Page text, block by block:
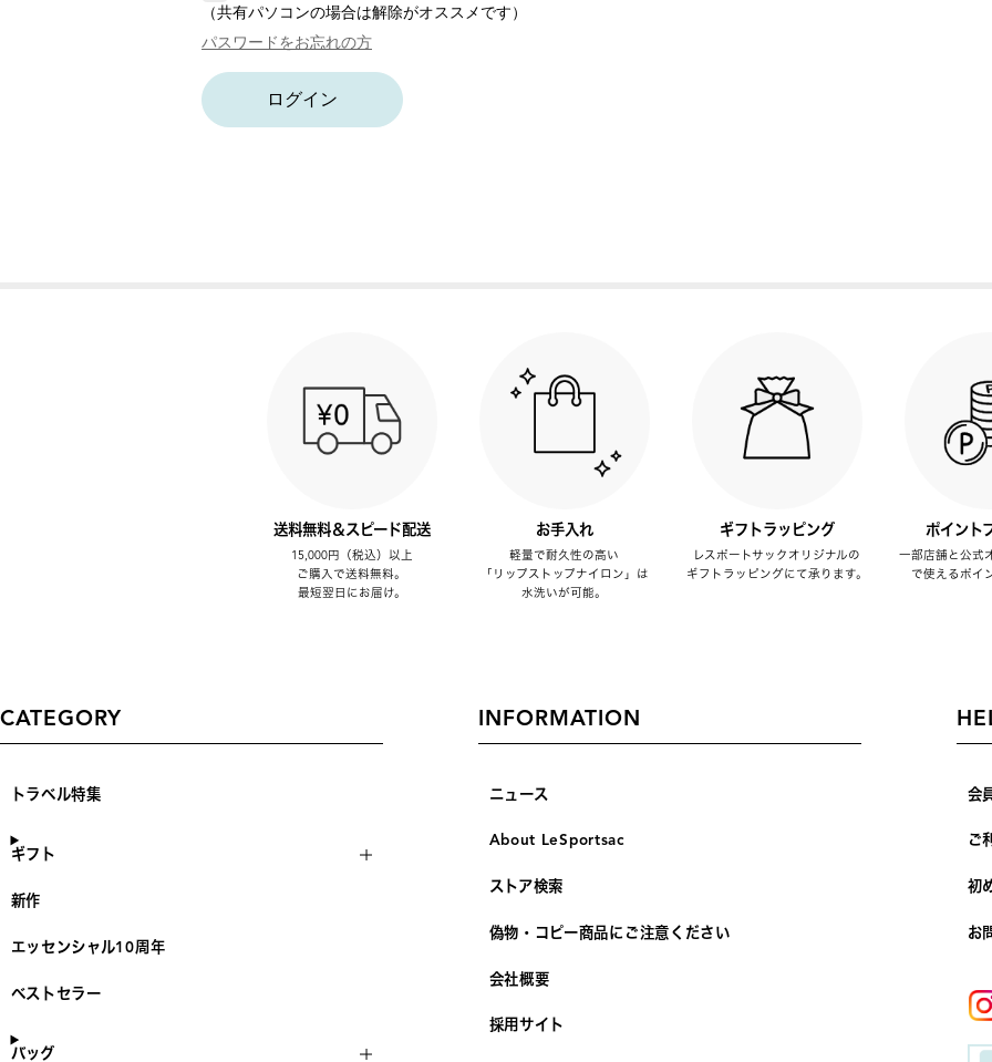
（共有パソコンの場合は解除がオススメです）
パスワードをお忘れの方
ログイン
送料無料＆スピード配送
15,000円（税込）以上
ご購入で送料無料。
最短翌日にお届け。
お手入れ
軽量で耐久性の高い
「リップストップナイロン」は
水洗いが可能。
ギフトラッピング
レスポートサックオリジナルの
ギフトラッピングにて承ります。
ポイント
一部店舗と公式
で使えるポイ
CATEGORY
トラベル特集
ギフト
新作
エッセンシャル10周年
ベストセラー
バッグ
INFORMATION
ニュース
About LeSportsac
ストア検索
偽物・コピー商品にご注意ください
会社概要
採用サイト
会
ご
初
お